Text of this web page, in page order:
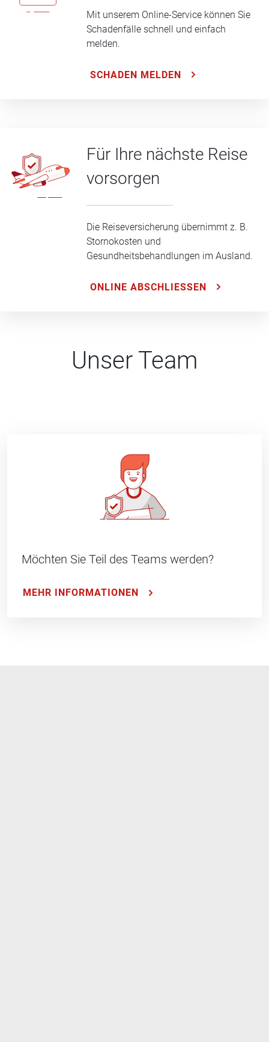
Mit unserem Online-Service können Sie
Schadenfälle schnell und einfach
melden.
SCHADEN MELDEN
Für Ihre nächste Reise
vorsorgen
Die Reiseversicherung übernimmt z. B.
Stornokosten und
Gesundheitsbehandlungen im Ausland.
ONLINE ABSCHLIESSEN
Unser Team
Möchten Sie Teil des Teams werden?
MEHR INFORMATIONEN